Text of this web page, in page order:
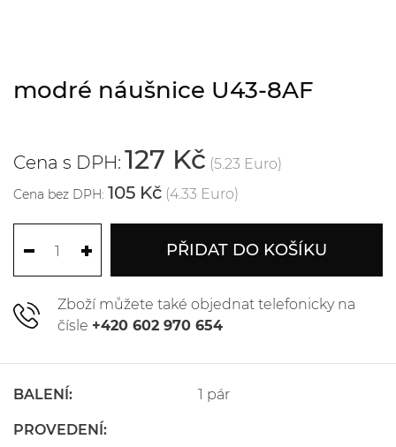
modré náušnice U43-8AF
Cena s DPH: 127 Kč (5.23 Euro)
Cena bez DPH: 105 Kč (4.33 Euro)
PŘIDAT DO KOŠÍKU
Zboží můžete také objednat telefonicky na
čísle +420 602 970 654
BALENÍ: 1 pár
PROVEDENÍ: